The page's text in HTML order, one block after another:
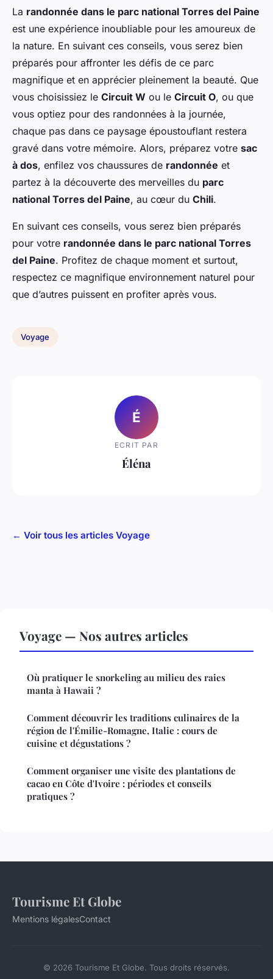
La randonnée dans le parc national Torres del Paine
est une expérience inoubliable pour les amoureux de
la nature. En suivant ces conseils, vous serez bien
préparés pour affronter les défis de ce parc
magnifique et en apprécier pleinement la beauté. Que
vous choisissiez le Circuit W ou le Circuit O, ou que
vous optiez pour des randonnées à la journée,
chaque pas dans ce paysage époustouflant restera
gravé dans votre mémoire. Alors, préparez votre sac
à dos, enfilez vos chaussures de randonnée et
partez à la découverte des merveilles du parc
national Torres del Paine, au cœur du Chili.
En suivant ces conseils, vous serez bien préparés
pour votre randonnée dans le parc national Torres
del Paine. Profitez de chaque moment et surtout,
respectez ce magnifique environnement naturel pour
que d’autres puissent en profiter après vous.
Voyage
É
ECRIT PAR
Éléna
← Voir tous les articles Voyage
Voyage — Nos autres articles
Où pratiquer le snorkeling au milieu des raies
manta à Hawaii ?
Comment découvrir les traditions culinaires de la
région de l'Émilie-Romagne, Italie : cours de
cuisine et dégustations ?
Comment organiser une visite des plantations de
cacao en Côte d'Ivoire : périodes et conseils
pratiques ?
Tourisme Et Globe
Mentions légalesContact
© 2026 Tourisme Et Globe. Tous droits réservés.